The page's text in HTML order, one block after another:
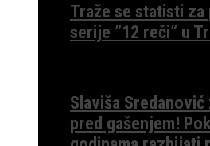
Traže se statisti
serije ”12 reči” u
Slaviša Sredanović
pred gašenjem!